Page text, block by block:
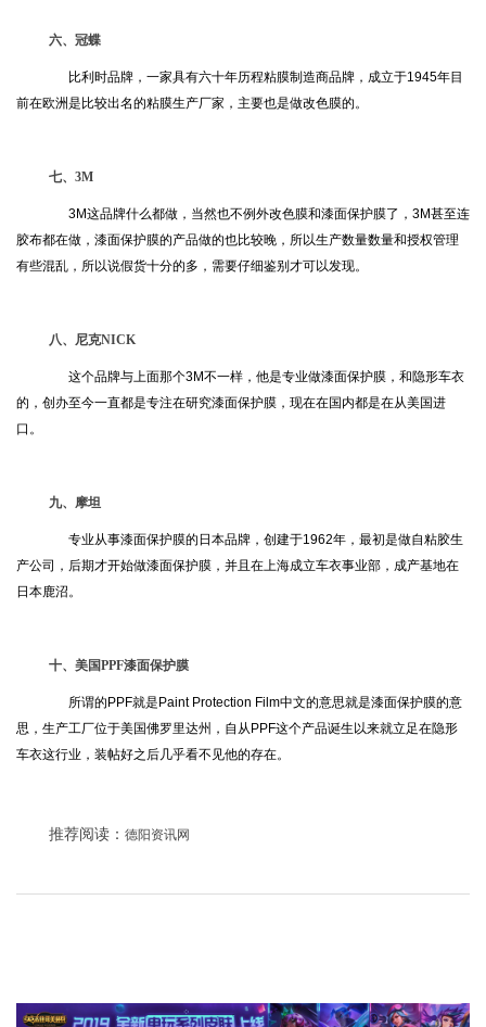
六、冠蝶
比利时品牌，一家具有六十年历程粘膜制造商品牌，成立于1945年目
前在欧洲是比较出名的粘膜生产厂家，主要也是做改色膜的。
七、3M
3M这品牌什么都做，当然也不例外改色膜和漆面保护膜了，3M甚至连
胶布都在做，漆面保护膜的产品做的也比较晚，所以生产数量数量和授权管理
有些混乱，所以说假货十分的多，需要仔细鉴别才可以发现。
八、尼克NICK
这个品牌与上面那个3M不一样，他是专业做漆面保护膜，和隐形车衣
的，创办至今一直都是专注在研究漆面保护膜，现在在国内都是在从美国进
口。
九、摩坦
专业从事漆面保护膜的日本品牌，创建于1962年，最初是做自粘胶生
产公司，后期才开始做漆面保护膜，并且在上海成立车衣事业部，成产基地在
日本鹿沼。
十、美国PPF漆面保护膜
所谓的PPF就是Paint Protection Film中文的意思就是漆面保护膜的意
思，生产工厂位于美国佛罗里达州，自从PPF这个产品诞生以来就立足在隐形
车衣这行业，装帖好之后几乎看不见他的存在。
推荐阅读： 德阳资讯网